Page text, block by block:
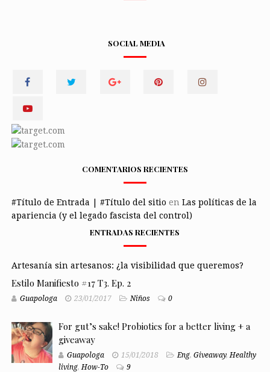
SOCIAL MEDIA
COMENTARIOS RECIENTES
#Título de Entrada | #Título del sitio en Las políticas de la
apariencia (y el legado fascista del control)
ENTRADAS RECIENTES
Artesanía sin artesanos: ¿la visibilidad que queremos?
Estilo Manifiesto #17 T3. Ep. 2
Guapologa 23/01/2017 Niños 0
For gut’s sake! Probiotics for a better living + a
giveaway
Guapologa 15/01/2018 Eng, Giveaway,Healthy
living,How-To 9